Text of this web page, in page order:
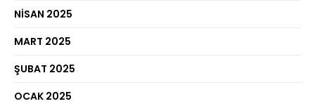
NISAN 2025
MART 2025
ŞUBAT 2025
OCAK 2025